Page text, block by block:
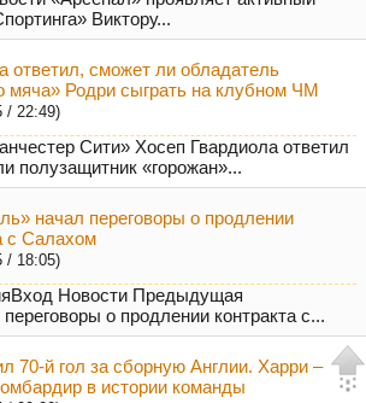
Виктору...
ответил, сможет ли обладатель
мяча» Родри сыграть на клубном ЧМ
/ 22:49)
Сити» Хосеп Гвардиола ответил
полузащитник «горожан»...
начал переговоры о продлении
с Салахом
/ 18:05)
Новости Предыдущая
о продлении контракта с...
70-й гол за сборную Англии. Харри –
в истории команды